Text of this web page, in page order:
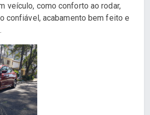
veículo, como conforto ao rodar,
confiável, acabamento bem feito e